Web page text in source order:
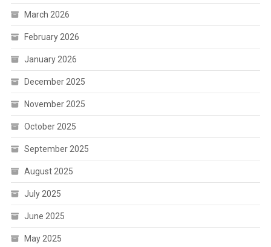
March 2026
February 2026
January 2026
December 2025
November 2025
October 2025
September 2025
August 2025
July 2025
June 2025
May 2025